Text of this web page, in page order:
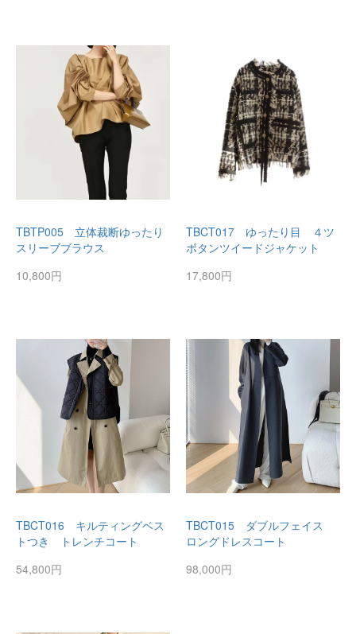
TBTP005 立体裁断ゆったり
スリーブブラウス
10,800円
TBCT017 ゆったり目 ４ツ
ボタンツイードジャケット
17,800円
TBCT016 キルティングベス
トつき トレンチコート
54,800円
TBCT015 ダブルフェイス
ロングドレスコート
98,000円